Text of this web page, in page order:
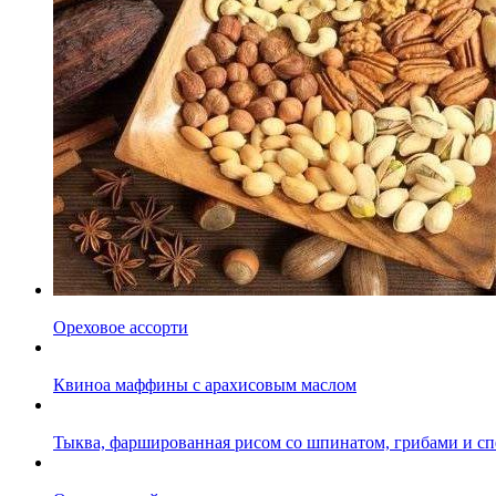
Ореховое ассорти
Квиноа маффины с арахисовым маслом
Тыква, фаршированная рисом со шпинатом, грибами и